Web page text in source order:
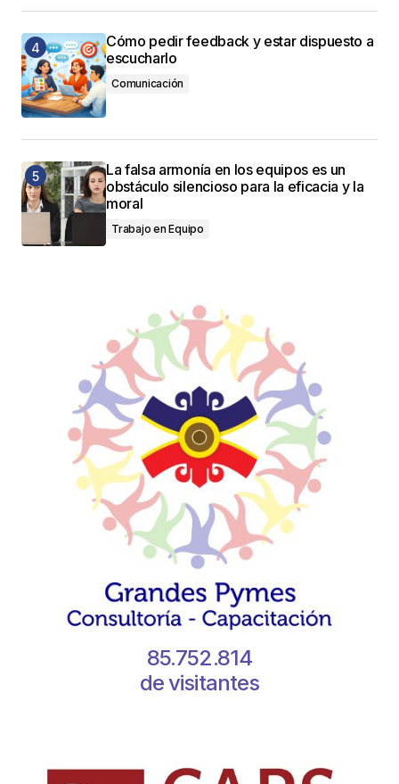
Cómo pedir feedback y estar dispuesto a
escucharlo
Comunicación
La falsa armonía en los equipos es un
obstáculo silencioso para la eficacia y la
moral
Trabajo en Equipo
85.752.814
de visitantes